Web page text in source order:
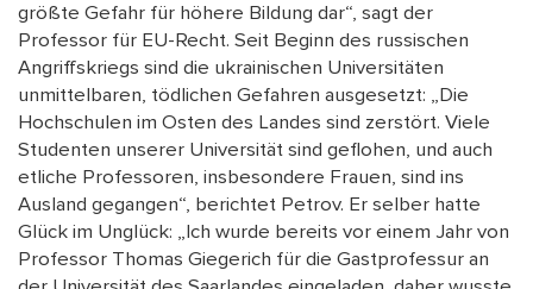
größte Gefahr für höhere Bildung dar“, sagt der
Professor für EU-Recht. Seit Beginn des russischen
Angriffskriegs sind die ukrainischen Universitäten
unmittelbaren, tödlichen Gefahren ausgesetzt: „Die
Hochschulen im Osten des Landes sind zerstört. Viele
Studenten unserer Universität sind geflohen, und auch
etliche Professoren, insbesondere Frauen, sind ins
Ausland gegangen“, berichtet Petrov. Er selber hatte
Glück im Unglück: „Ich wurde bereits vor einem Jahr von
Professor Thomas Giegerich für die Gastprofessur an